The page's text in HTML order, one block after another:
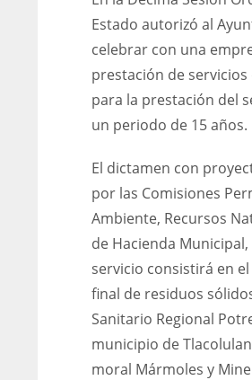
Estado autorizó al
celebrar con una
prestación de
para la prestación del
un periodo de 15 años.
El dictamen con
por las Comisiones
Ambiente, Recursos
de Hacienda
servicio consistirá en
final de residuos
Sanitario Regional
municipio de
moral Mármoles y